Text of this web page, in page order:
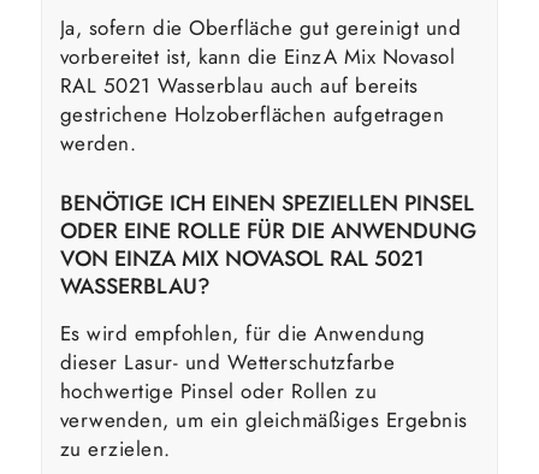
Ja, sofern die Oberfläche gut gereinigt und
vorbereitet ist, kann die EinzA Mix Novasol
RAL 5021 Wasserblau auch auf bereits
gestrichene Holzoberflächen aufgetragen
werden.
BENÖTIGE ICH EINEN SPEZIELLEN PINSEL
ODER EINE ROLLE FÜR DIE ANWENDUNG
VON EINZA MIX NOVASOL RAL 5021
WASSERBLAU?
Es wird empfohlen, für die Anwendung
dieser Lasur- und Wetterschutzfarbe
hochwertige Pinsel oder Rollen zu
verwenden, um ein gleichmäßiges Ergebnis
zu erzielen.